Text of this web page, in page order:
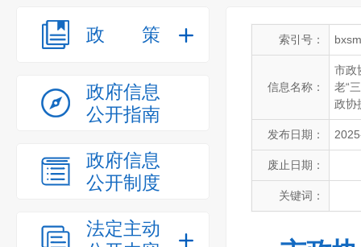
政策
政府信息
公开指南
政府信息
公开制度
法定主动
索引号：
信息名称：
市政
老“
政协
发布日期：
废止日期：
关键词：